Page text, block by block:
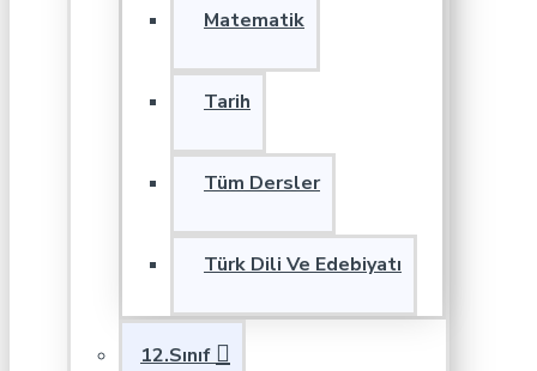
Matematik
Tarih
Tüm Dersler
Türk Dili Ve Edebiyatı
12.Sınıf